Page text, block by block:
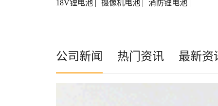
18V锂电池 | 摄像机电池 | 消防锂电池 |
公司新闻 热门资讯 最新资